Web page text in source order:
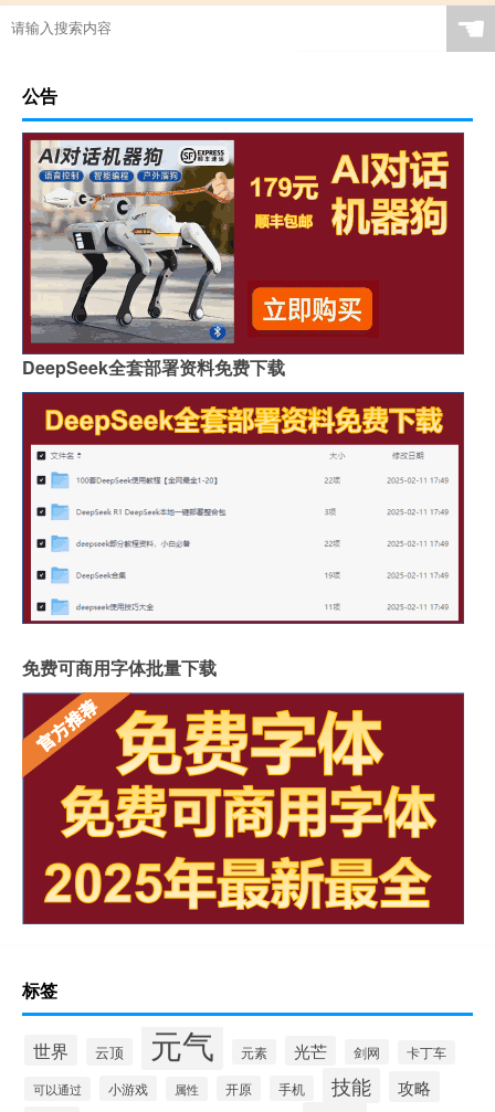
☚
公告
DeepSeek全套部署资料免费下载
免费可商用字体批量下载
标签
世界 云顶 元气 元素 光芒 剑网 卡丁车
可以通过 小游戏 属性 开原 手机 技能 攻略